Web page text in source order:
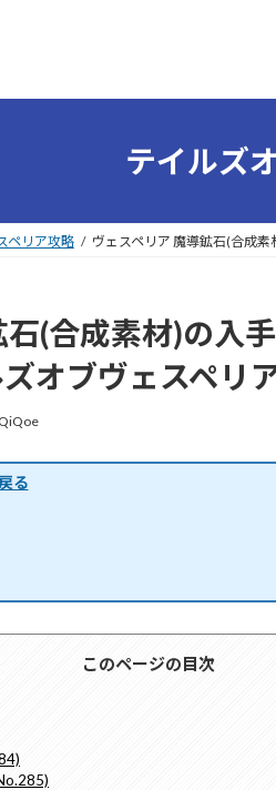
テイルズ
ペリア攻略 ヴェスペリア 魔導鉱石(合成
(合成素材)の入
オブヴェスペリア
QiQoe
る
このページの目次